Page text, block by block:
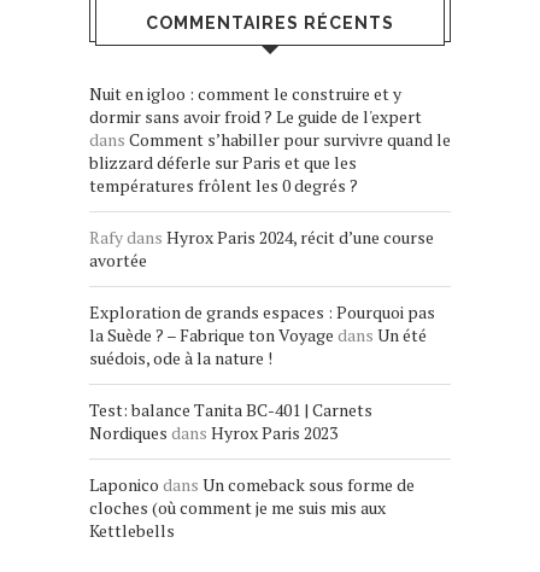
COMMENTAIRES RÉCENTS
Nuit en igloo : comment le construire et y
dormir sans avoir froid ? Le guide de l'expert
dans Comment s’habiller pour survivre quand le
blizzard déferle sur Paris et que les
températures frôlent les 0 degrés ?
Rafydans Hyrox Paris 2024, récit d’une course
avortée
Exploration de grands espaces : Pourquoi pas
la Suède ? – Fabrique ton Voyage dans Un été
suédois, ode à la nature !
Test: balance Tanita BC-401 | Carnets
Nordiques dans Hyrox Paris 2023
Laponico dans Un comeback sous forme de
cloches (où comment je me suis mis aux
Kettlebells